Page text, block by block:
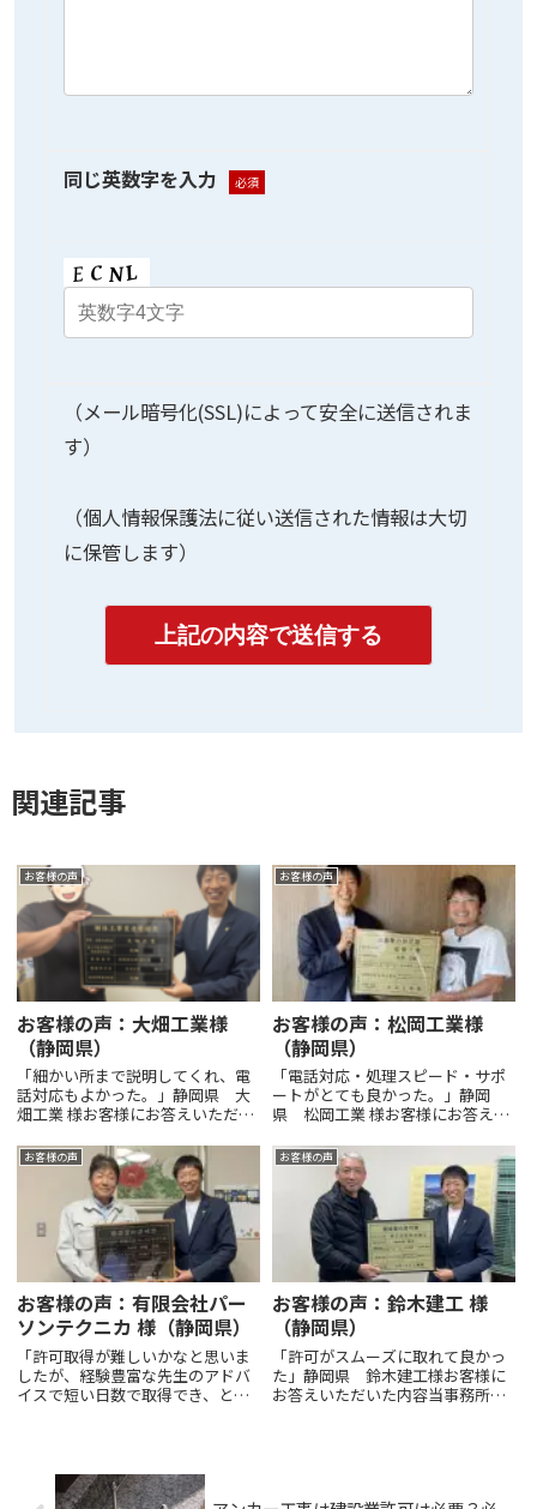
同じ英数字を入力 必須
（メール暗号化(SSL)によって安全に送信されま
す）
（個人情報保護法に従い送信された情報は大切
に保管します）
関連記事
お客様の声
お客様の声：大畑工業様
（静岡県）
「細かい所まで説明してくれ、電
話対応もよかった。」静岡県 大
畑工業 様お客様にお答えいただい
を教えてください。ホームページ
ご依頼の内容について教えてくだ
さい。解体工事業の許可当事務所
に依頼しようとした理由につい...
お客様の声
お客様の声：松岡工業様
（静岡県）
「電話対応・処理スピード・サポ
ートがとても良かった。」静岡
県 松岡工業 様お客様にお答えい
っかけを教えてください。Google
検索ご依頼の内容について教えて
ください。建設業許可申請新規
（左官工事業）当事務所に依...
お客様の声
お客様の声：有限会社パー
ソンテクニカ 様（静岡県）
「許可取得が難しいかなと思いま
したが、経験豊富な先生のアドバ
イスで短い日数で取得でき、とて
知ったきっかけを教えてくださ
い。ヤフー検索ご依頼の内容に
お客様の声
お客様の声：鈴木建工 様
（静岡県）
「許可がスムーズに取れて良かっ
た」静岡県 鈴木建工様お客様に
お答えいただいた内容当事務所を